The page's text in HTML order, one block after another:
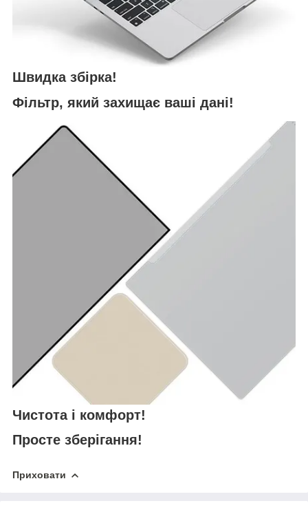
Швидка збірка!
Фільтр, який захищає ваші дані!
Чистота і комфорт!
Просте зберігання!
Приховати